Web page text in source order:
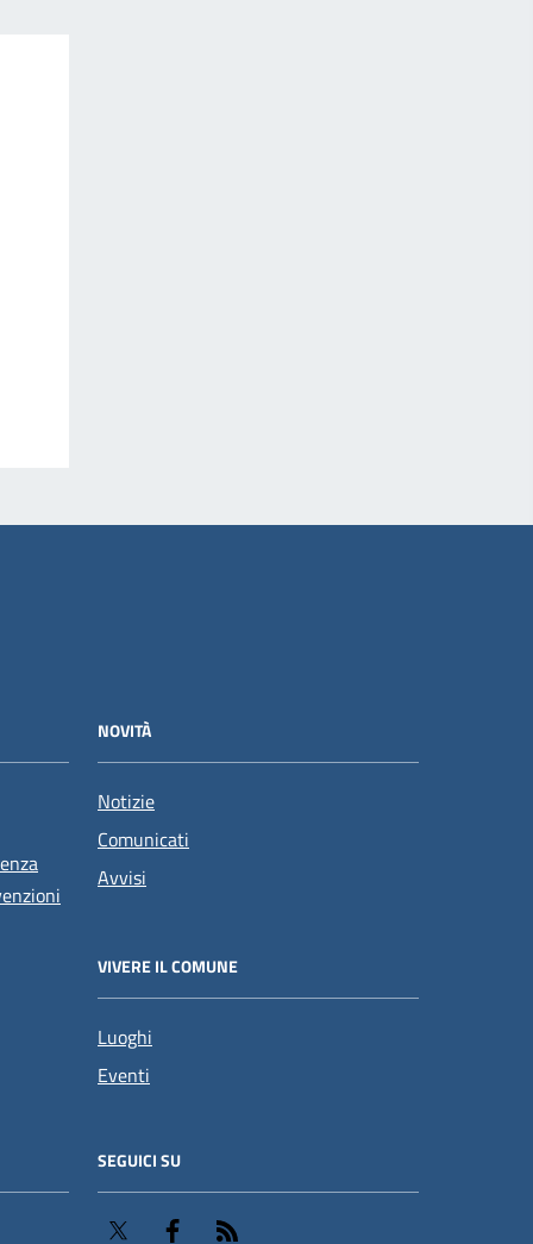
NOVITÀ
Notizie
Comunicati
Avvisi
VIVERE IL COMUNE
Luoghi
Eventi
SEGUICI SU
Twitter Facebook